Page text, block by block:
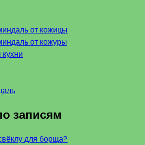
от кожицы
от кожуры
записям
для борща?